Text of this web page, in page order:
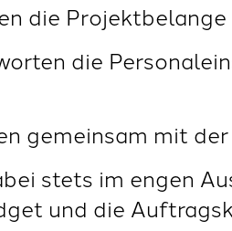
die
die
gemeinsam mit
stets im engen
und die